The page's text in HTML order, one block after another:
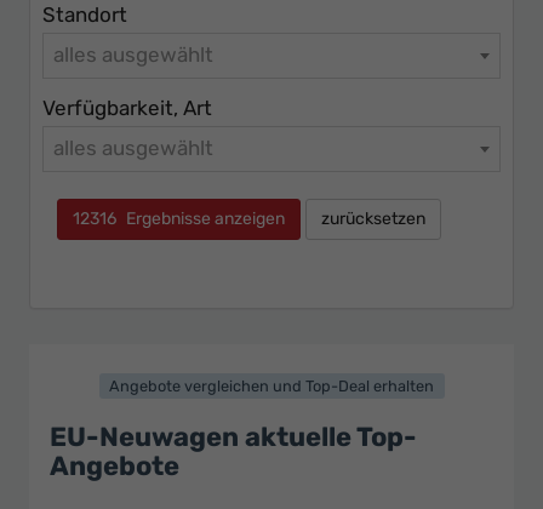
Standort
alles ausgewählt
Verfügbarkeit, Art
alles ausgewählt
12316 Ergebnisse anzeigen zurücksetzen
Angebote vergleichen und Top-Deal erhalten
EU-Neuwagen aktuelle Top-
Angebote